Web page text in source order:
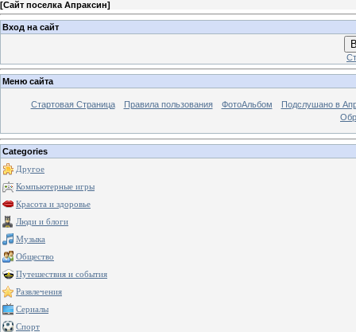
[Сайт поселка Апраксин]
Вход на сайт
Меню сайта
Стартовая Страница Правила пользования ФотоАльбом
Подслушано в
Categories
Другое
Компьютерные игры
Красота и здоровье
Люди и блоги
Музыка
Общество
Путешествия и события
Развлечения
Сериалы
Спорт